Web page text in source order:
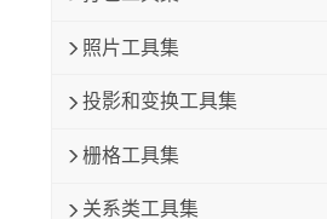
照片工具集
投影和变换工具集
栅格工具集
关系类工具集